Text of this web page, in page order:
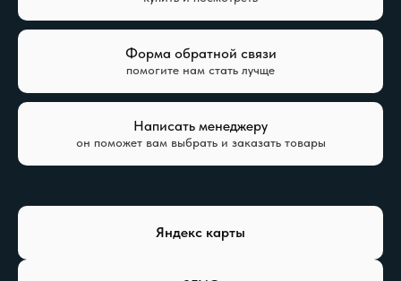
Форма обратной связи
помогите нам стать лучще
Написать менеджеру
он поможет вам выбрать и заказать товары
Яндекс карты